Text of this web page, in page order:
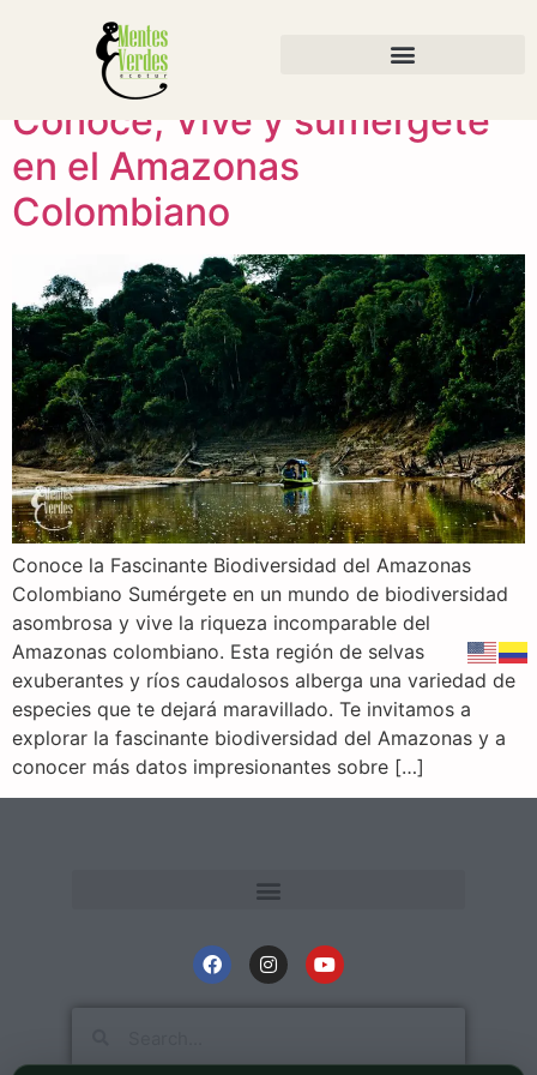
Etiqueta: sostenible
Conoce, Vive y sumérgete
en el Amazonas
Colombiano
Conoce la Fascinante Biodiversidad del Amazonas
Colombiano Sumérgete en un mundo de biodiversidad
asombrosa y vive la riqueza incomparable del
Amazonas colombiano. Esta región de selvas
exuberantes y ríos caudalosos alberga una variedad de
especies que te dejará maravillado. Te invitamos a
explorar la fascinante biodiversidad del Amazonas y a
conocer más datos impresionantes sobre […]